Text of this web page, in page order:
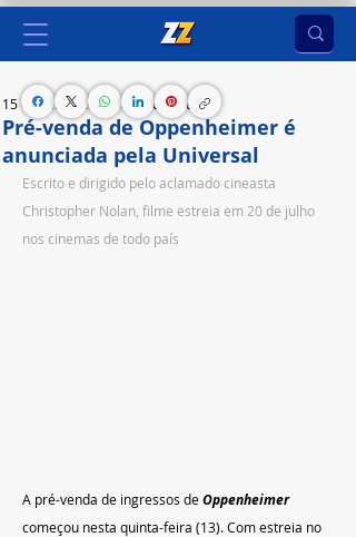
Pré-venda de Oppenheimer é
anunciada pela Universal
15 de jul. de 2023 1 min de leitura
Escrito e dirigido pelo aclamado cineasta
Christopher Nolan, filme estreia em 20 de julho
nos cinemas de todo país
A pré-venda de ingressos de Oppenheimer
começou nesta quinta-feira (13). Com estreia no